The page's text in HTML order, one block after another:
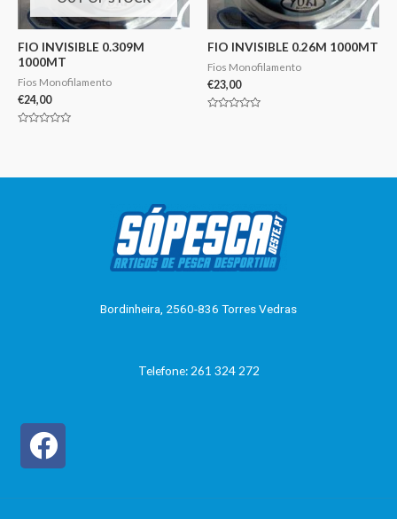
FIO INVISIBLE 0.309M
1000MT
Fios Monofilamento
€24,00
FIO INVISIBLE 0.26M 1000MT
Fios Monofilamento
€23,00
Bordinheira, 2560-836 Torres Vedras
Telefone: 261 324 272